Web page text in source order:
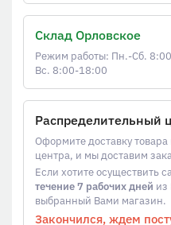
Склад Орловское
Режим работы: Пн.-Сб.
Вс. 8:00-18:00
Распределительный
Оформите доставку
центра, и мы доставим
Если хотите осуществить
течение 7 рабочих дней из
выбранный Вами магазин.
Закончился, ждем